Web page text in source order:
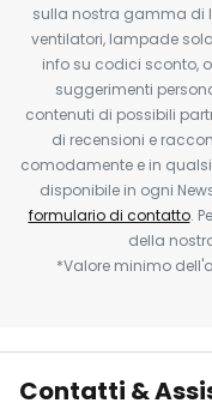
sulla nostra gamma di
ventilatori, lampade
info su codici sconto,
suggerimenti
contenuti di possibili
di recensioni e
comodamente e in
disponibile in ogni
formulario di contatto.
della
*Valore minimo
Contatti &